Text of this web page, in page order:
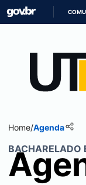
Home/Agenda
BACHARELADO